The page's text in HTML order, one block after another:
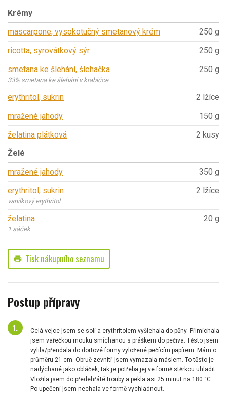
Krémy
mascarpone, vysokotučný smetanový krém
250 g
ricotta, syrovátkový sýr
250 g
smetana ke šlehání, šlehačka
33% smetana ke šlehání v krabičce
250 g
erythritol, sukrin
2 lžíce
mražené jahody
150 g
želatina plátková
2 kusy
Želé
mražené jahody
350 g
erythritol, sukrin
vanilkový erythritol
2 lžíce
želatina
1 sáček
20 g
print Tisk nákupního seznamu
Postup přípravy
Celá vejce jsem se solí a erythritolem vyšlehala do pěny. Přimíchala
jsem vařečkou mouku smíchanou s práškem do pečiva. Těsto jsem
vylila/přendala do dortové formy vyložené pečícím papírem. Mám o
průměru 21 cm. Obruč zevnitř jsem vymazala máslem. To těsto je
nadýchané jako obláček, tak je potřeba jej ve formě stěrkou uhladit.
Vložila jsem do předehřáté trouby a pekla asi 25 minut na 180 °C.
Po upečení jsem nechala ve formě vychladnout.